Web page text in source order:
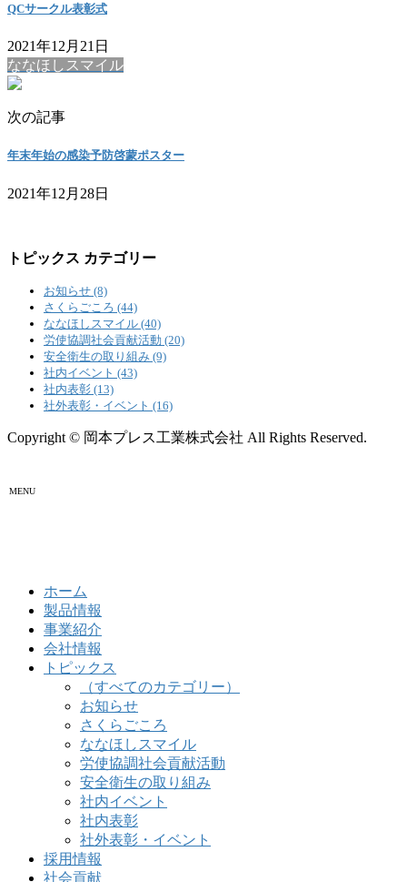
QCサークル表彰式
2021年12月21日
ななほしスマイル
次の記事
年末年始の感染予防啓蒙ポスター
2021年12月28日
トピックス カテゴリー
お知らせ (8)
さくらごころ (44)
ななほしスマイル (40)
労使協調社会貢献活動 (20)
安全衛生の取り組み (9)
社内イベント (43)
社内表彰 (13)
社外表彰・イベント (16)
Copyright © 岡本プレス工業株式会社 All Rights Reserved.
MENU
ホーム
製品情報
事業紹介
会社情報
トピックス
（すべてのカテゴリー）
お知らせ
さくらごころ
ななほしスマイル
労使協調社会貢献活動
安全衛生の取り組み
社内イベント
社内表彰
社外表彰・イベント
採用情報
社会貢献